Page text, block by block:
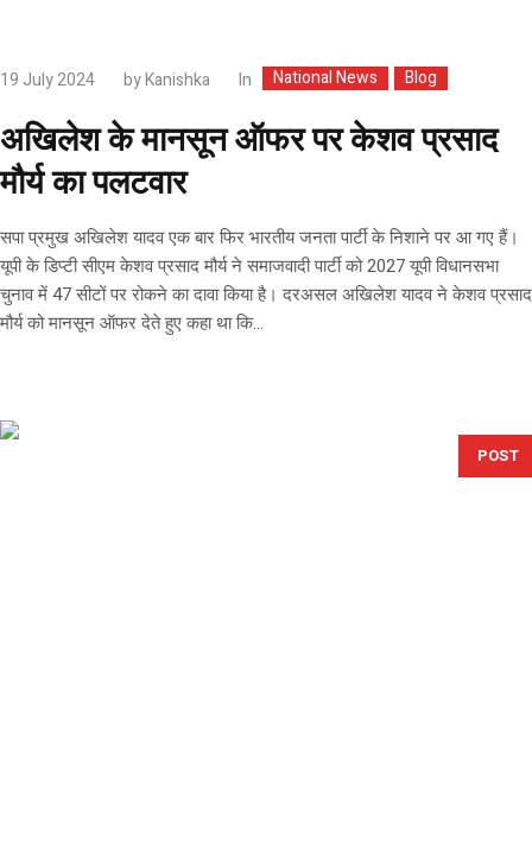
19 July 2024 byKanishka In National News Blog
अखिलेश के मानसून ऑफर पर केशव प्रसाद
मौर्य का पलटवार
सपा प्रमुख अखिलेश यादव एक बार फिर भारतीय जनता पार्टी के निशाने पर आ गए हैं।
यूपी के डिप्टी सीएम केशव प्रसाद मौर्य ने समाजवादी पार्टी को 2027 यूपी विधानसभा
चुनाव में 47 सीटों पर रोकने का दावा किया है। दरअसल अखिलेश यादव ने केशव प्रसाद
मौर्य को मानसून ऑफर देते हुए कहा था कि...
POST